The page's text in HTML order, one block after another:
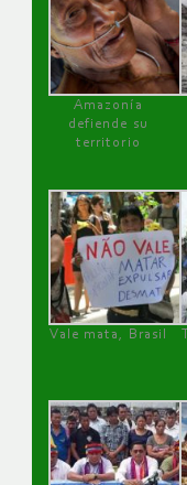
Amazonía
defiende su
territorio
Vale mata, Brasil